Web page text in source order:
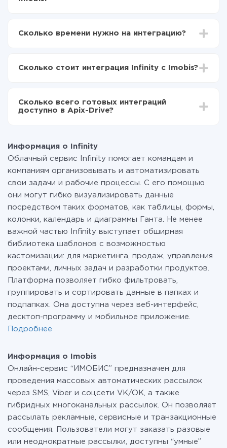
Выбираете какие данные передавать из Infinity в
Теперь данные будут автоматически
передаваться из Infinity в Imobis
Сколько времени нужно на интеграцию?
отличаться и составлять от 5-ти до 30-минут. В
Сколько стоит интеграция Infinity с Imobis?
функционал. Вы оплачиваете только количество
данных, которые по факту передаются из одной
перейти на платный, при необходимости. Подробнее
отарифах.
Сколько всего готовых интеграций
доступно в Apix-Drive?
Информация о Infinity
Облачный сервис Infinity помогает командам и
компаниям организовывать и автоматизировать
свои задачи и рабочие процессы. С его помощью
они могут гибко визуализировать данные
посредством таких форматов, как таблицы, формы,
колонки, календарь и диаграммы Ганта. Не менее
важной частью Infinity выступает обширная
библиотека шаблонов с возможностью
кастомизации: для маркетинга, продаж, управления
проектами, личных задач и разработки продуктов.
Платформа позволяет гибко фильтровать,
группировать и сортировать данные в папках и
подпапках. Она доступна через веб-интерфейс,
десктоп-программу и мобильное приложение.
Подробнее
Информация о Imobis
Онлайн-сервис “ИМОБИС” предназначен для
проведения массовых автоматических рассылок
через SMS, Viber и соцсети VK/OK, а также
гибридных многоканальных рассылок. Он позволяет
рассылать рекламные, сервисные и транзакционные
сообщения. Пользователи могут заказать разовые
или неоднократные рассылки, доступны “умные”